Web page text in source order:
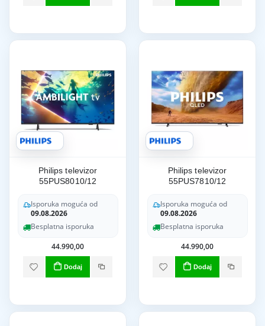
Philips televizor
55PUS8010/12
Isporuka moguća od
09.08.2026
Besplatna isporuka
44.990,00
Dodaj
Philips televizor
55PUS7810/12
Isporuka moguća od
09.08.2026
Besplatna isporuka
44.990,00
Dodaj